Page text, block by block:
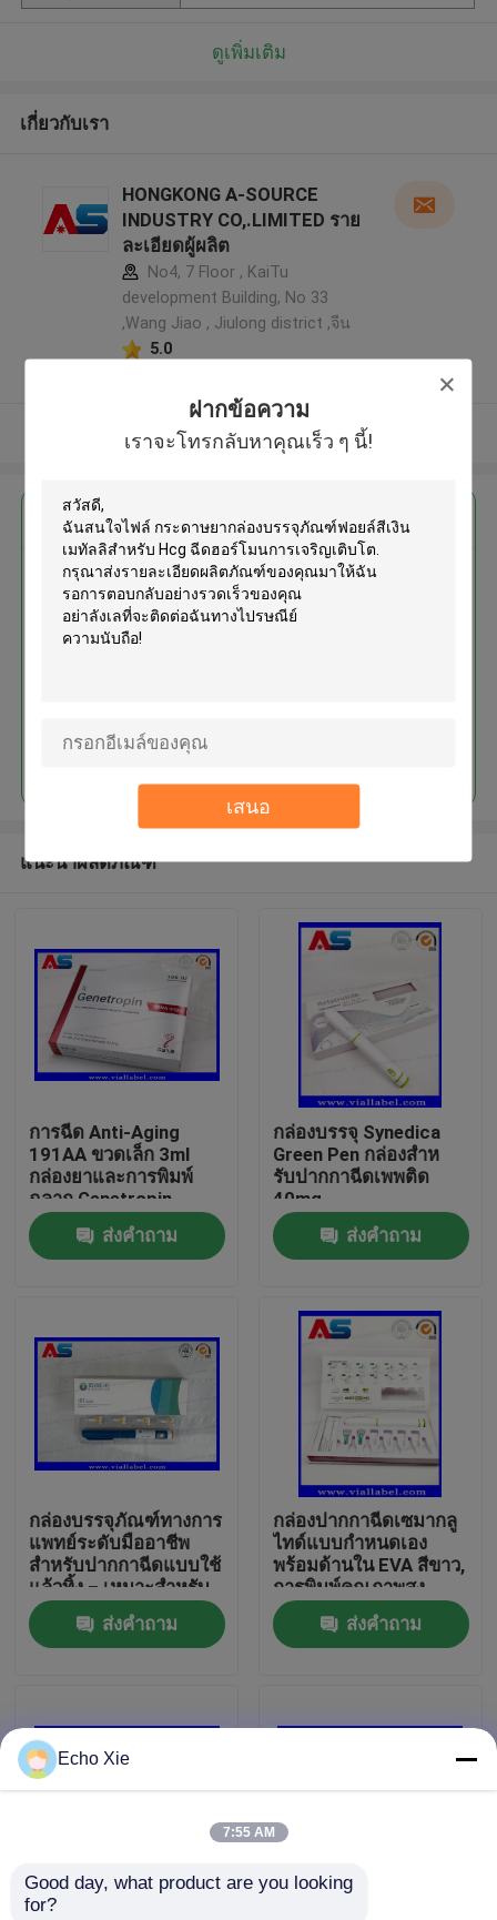
ฝากข้อความ
เราจะโทรกลับหาคุณเร็ว ๆ นี้!
เสนอ
สินค้า
เกี่ยวกับเรา
ควบคุมคุณภาพ
ติดต่อเรา
10ml Vial Labels
ฉลากขวดเล็ก
ดูเพิ่มเติม
เกี่ยวกับเรา
HONGKONG A-SOURCE
INDUSTRY CO,.LIMITED ราย
ละเอียดผู้ผลิต
No4, 7 Floor , KaiTu
development Building, No 33
,Wang Jiao , Jiulong district ,จีน
5.0
ดูเพิ่มเติม
এর সেরা মূল্য পান
กระดาษยากล่องบรรจุภัณฑ์ฟอยล์สี
เงินเมทัลลิสำหรับ Hcg ฉีดฮอร์โมน
চালিয়ে
แนะนำผลิตภัณฑ์
การฉีด Anti-Aging
191AA ขวดเล็ก 3ml
กล่องยาและการพิมพ์
ฉลาก Genetropin
ส่งคำถาม
กล่องบรรจุ Synedica
Green Pen กล่องสําห
รับปากกาฉีดเพพติด
40mg
ส่งคำถาม
กล่องบรรจุภัณฑ์ทางการ
แพทย์ระดับมืออาชีพ
สำหรับปากกาฉีดแบบใช้
แล้วทิ้ง – เหมาะสำหรับ
การลดน้ำหนักและการ
รักษาด้านความงาม
ส่งคำถาม
กล่องปากกาฉีดเซมากลู
ไทด์แบบกำหนดเอง
พร้อมด้านใน EVA สีขาว,
การพิมพ์คุณภาพสูง
กล่องปากกาโฮโลแกรม
เลเซอร์
ส่งคำถาม
กล่องเลเซอร์โฮโลแกรม
Echo Xie
7:55 AM
Good day, what product are you looking
for?